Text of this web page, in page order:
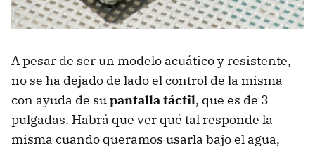
A pesar de ser un modelo acuático y resistente,
no se ha dejado de lado el control de la misma
con ayuda de supantalla táctil, que es de 3
pulgadas. Habrá que ver qué tal responde la
misma cuando queramos usarla bajo el agua,